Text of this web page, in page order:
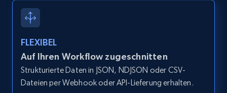
Zillow properties listing information -
Discover by custom filters - location, home
type and status
FLEXIBEL
Auf Ihren Workflow zugeschnitten
Strukturierte Daten in JSON, NDJSON oder CSV-
Dateien per Webhook oder API-Lieferung erhalten.